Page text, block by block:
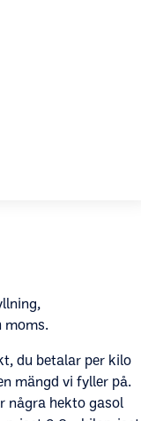
moms.
du betalar per kilo
mängd vi fyller på.
några hekto gasol